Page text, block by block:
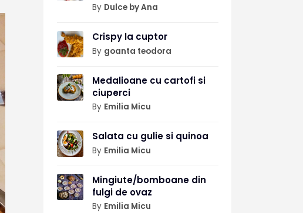
By Dulce by Ana
Crispy la cuptor
By goanta teodora
Medalioane cu cartofi si
ciuperci
By Emilia Micu
Salata cu gulie si quinoa
By Emilia Micu
Mingiute/bomboane din
fulgi de ovaz
By Emilia Micu